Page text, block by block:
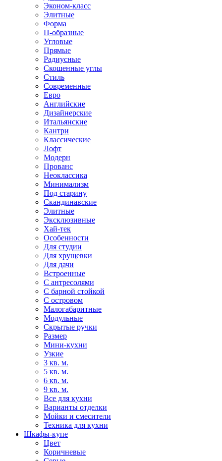
Эконом-класс
Элитные
Форма
П-образные
Угловые
Прямые
Радиусные
Скошенные углы
Стиль
Современные
Евро
Английские
Дизайнерские
Итальянские
Кантри
Классические
Лофт
Модерн
Прованс
Неоклассика
Минимализм
Под старину
Скандинавские
Элитные
Эксклюзивные
Хай-тек
Особенности
Для студии
Для хрущевки
Для дачи
Встроенные
С антресолями
С барной стойкой
С островом
Малогабаритные
Модульные
Скрытые ручки
Размер
Мини-кухни
Узкие
3 кв. м.
5 кв. м.
6 кв. м.
9 кв. м.
Все для кухни
Варианты отделки
Мойки и смесители
Техника для кухни
Шкафы-купе
Цвет
Коричневые